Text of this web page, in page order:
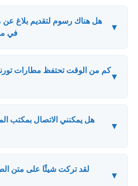
هل هناك رسوم لتقديم بلاغ
في
▾
كم من الوقت تحتفظ مطارات
▾
هل يمكنني الاتصال بمكتب
▾
لقد تركت شيئًا على متن
▾